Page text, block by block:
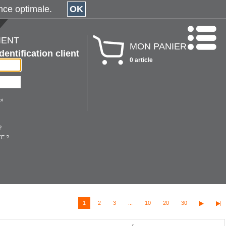
client
?
MON PANIER
0 article
1 2 3 10 20 30
optimale. OK